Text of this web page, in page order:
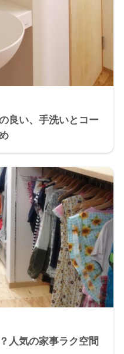
良い、手洗いとコー
人気の家事ラク空間